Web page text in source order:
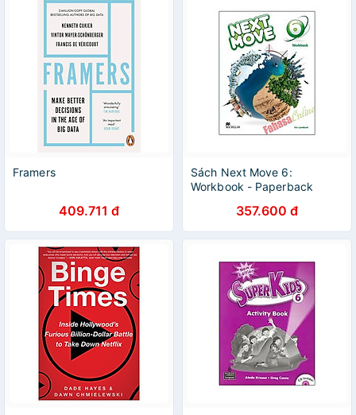
Framers
409.711 đ
Sách Next Move 6:
Workbook - Paperback
357.600 đ